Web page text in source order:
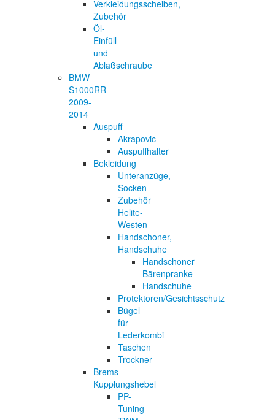
Verkleidungsscheiben,
Zubehör
Öl-
Einfüll-
und
Ablaßschraube
BMW
S1000RR
2009-
2014
Auspuff
Akrapovic
Auspuffhalter
Bekleidung
Unteranzüge,
Socken
Zubehör
Helite-
Westen
Handschoner,
Handschuhe
Handschoner
Bärenpranke
Handschuhe
Protektoren/Gesichtsschutz
Bügel
für
Lederkombi
Taschen
Trockner
Brems-
Kupplungshebel
PP-
Tuning